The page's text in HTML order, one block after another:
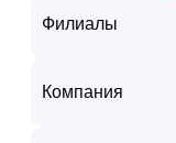
Филиалы
Компания